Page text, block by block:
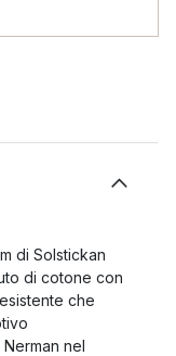
di Solstickan
di cotone con
che
nel